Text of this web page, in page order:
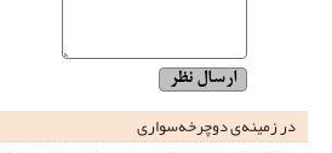
در زمینه‌ی دوچرخه‌سواری